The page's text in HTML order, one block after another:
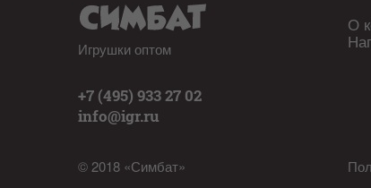
Игрушки оптом
+7 (495) 933 27 02
info@igr.ru
© 2018 «Симбат»
О